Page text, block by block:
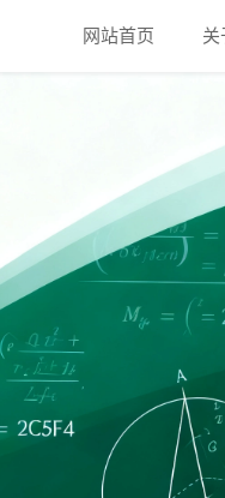
网站首页 关